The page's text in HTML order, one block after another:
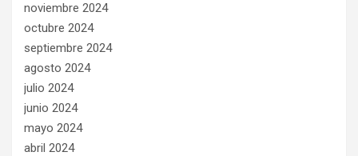
noviembre 2024
octubre 2024
septiembre 2024
agosto 2024
julio 2024
junio 2024
mayo 2024
abril 2024